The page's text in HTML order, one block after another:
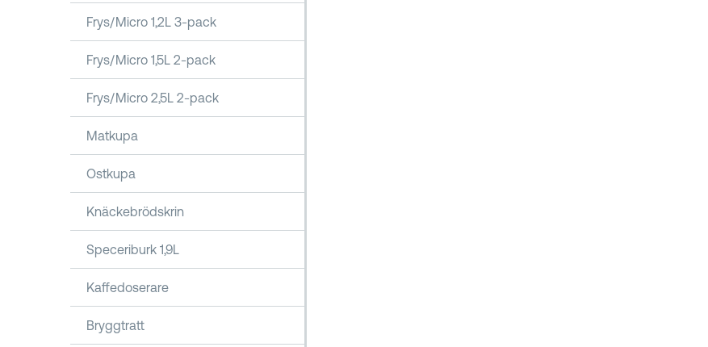
Frys/Micro 1,2L 3-pack
Frys/Micro 1,5L 2-pack
Frys/Micro 2,5L 2-pack
Matkupa
Ostkupa
Knäckebrödskrin
Speceriburk 1,9L
Kaffedoserare
Bryggtratt